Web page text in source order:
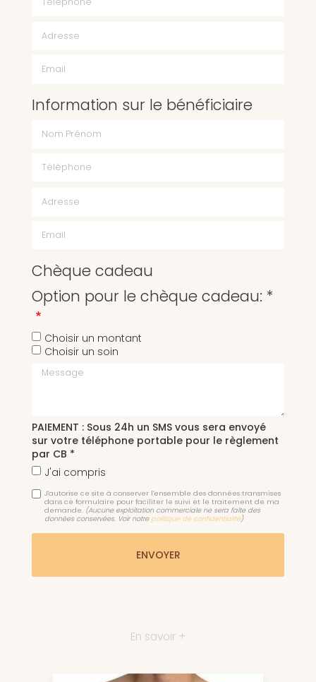
Information sur le bénéficiaire
Chèque cadeau
Option pour le chèque cadeau: *
Choisir un montant
Choisir un soin
Message
PAIEMENT : Sous 24h un SMS vous sera envoyé
sur votre téléphone portable pour le règlement
par CB *
J'ai compris
J'autorise ce site à conserver l'ensemble des données transmises
dans ce formulaire pour faciliter le suivi et le traitement de ma
demande. (Aucune exploitation commerciale ne sera faite des
données conservées. Voir notre politique de confidentialité)
En savoir +